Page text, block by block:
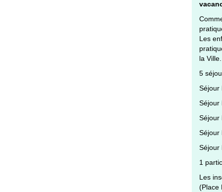
Les
la Ville.
5
Séjour
Séjour
Séjour
Séjour
Séjour
1
Les
(Place